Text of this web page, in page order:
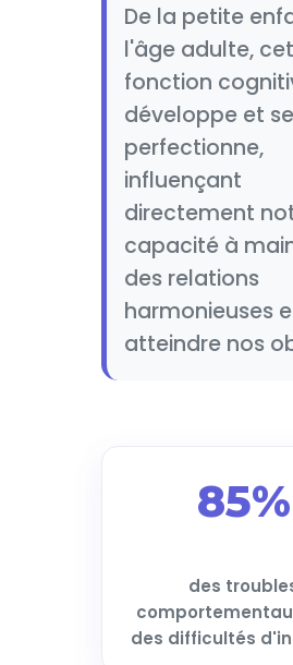
De la petite
l'âge adulte,
fonction
développe et se
perfectionne,
influençant
directement
capacité à
des relations
harmonieuses
atteindre nos
85%
des
des difficultés